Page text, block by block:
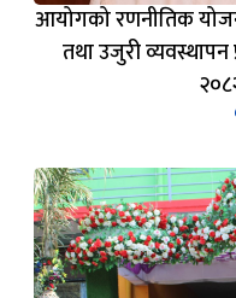
आयोगको रणनीतिक
तथा उजुरी व्यवस्थापन